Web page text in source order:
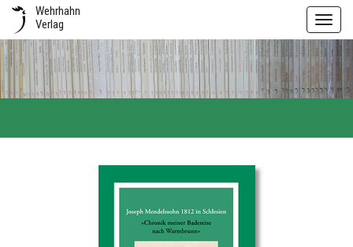
Wehrhahn
Verlag